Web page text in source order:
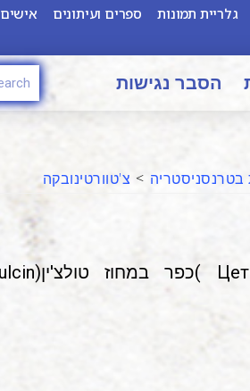
גלריית תמונות ספרים ועיתונים אישים
הסבר נגישות
> צ'טוורטינובקה